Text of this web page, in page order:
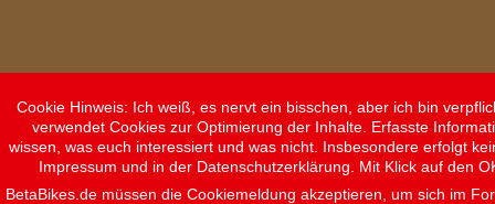
Cookie Hinweis: Ich weiß, es nervt ein bisschen, aber ich bin
verwendet Cookies zur Optimierung der Inhalte. Erfasste
wissen, was euch interessiert und was nicht. Insbesondere erfolgt
Impressum und in der Datenschutzerklärung. Mit Klick auf den
BetaBikes.de müssen die Cookiemeldung akzeptieren, um sich im